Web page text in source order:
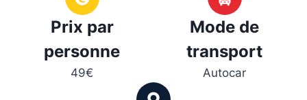
Prix par
personne
49€
Mode de
transport
Autocar